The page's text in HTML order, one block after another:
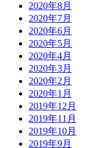
2020年8月
2020年7月
2020年6月
2020年5月
2020年4月
2020年3月
2020年2月
2020年1月
2019年12月
2019年11月
2019年10月
2019年9月